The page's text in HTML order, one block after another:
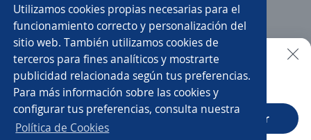
Utilizamos cookies propias necesarias para el
funcionamiento correcto y personalización del
sitio web. También utilizamos cookies de
terceros para fines analíticos y mostrarte
publicidad relacionada según tus preferencias.
Para más información sobre las cookies y
configurar tus preferencias, consulta nuestra
Política de Cookies
Gerente operativo Asistente de gerencia
Servicio al cliente Analista de servicio al cliente
Asesor/a comercial Coordinador/a de operaciones
Administrativo comercial
Buscar es más fácil en la app
CT App Abrir